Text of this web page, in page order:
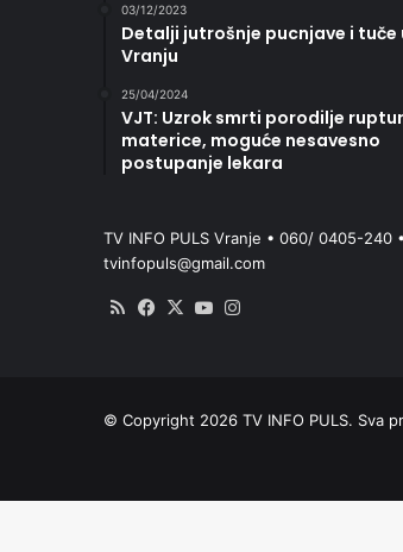
03/12/2023
Detalji jutrošnje pucnjave i tuče
Vranju
25/04/2024
VJT: Uzrok smrti porodilje
materice, moguće nesavesno
postupanje lekara
TV INFO PULS Vranje • 060/ 0405-240 •
tvinfopuls@gmail.com
RSS Facebook
X YouTube
© Copyright 2026 TV INFO PULS. Sva